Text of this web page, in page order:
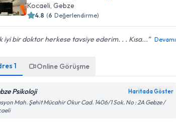
Kocaeli , Gebze
4.8 (6 Değerlendirme)
iyi bir doktor herkese tavsiye ederim. . . Kısa... Devamı
1 Online Görüşme
Psikoloji Haritada Göster
Mah. Şehit Mücahir Okur Cad. 1406/1 Sok. No : 2A Gebze /